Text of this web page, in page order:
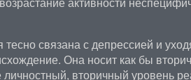
тесно связана с депрессией и
Она носит как бы
личностный, вторичный уровень